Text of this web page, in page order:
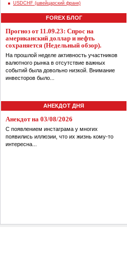
USDCHF (швейцарский франк)
FOREX БЛОГ
Прогноз от 11.09.23: Спрос на
американский доллар и нефть
сохраняется (Недельный обзор).
На прошлой неделе активность участников
валютного рынка в отсутствие важных
событий была довольно низкой. Внимание
инвесторов было...
АНЕКДОТ ДНЯ
Анекдот на 03/08/2026
С появлением инстаграма у многих
появились иллюзии, что их жизнь кому-то
интересна...